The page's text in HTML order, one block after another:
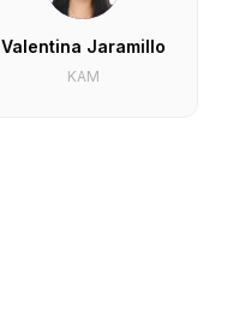
Valentina Jaramillo
KAM